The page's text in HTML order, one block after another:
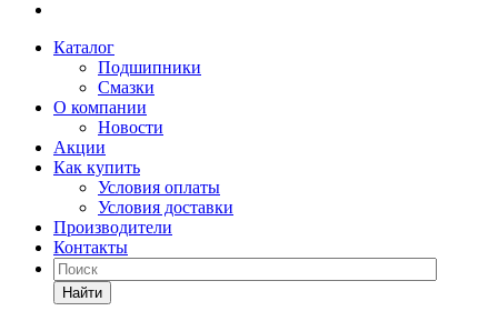
Каталог
Подшипники
Смазки
О компании
Новости
Акции
Как купить
Условия оплаты
Условия доставки
Производители
Контакты
Найти